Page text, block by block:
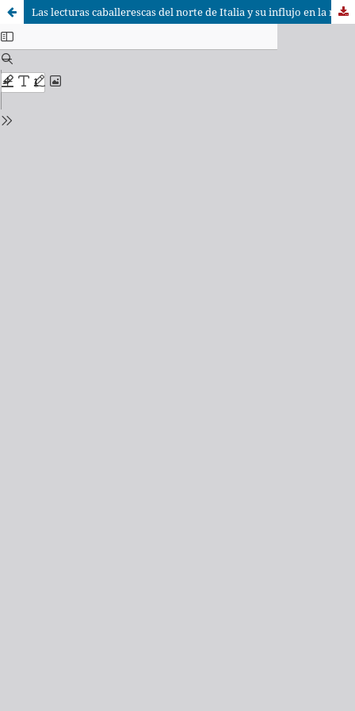
Las lecturas caballerescas del norte de Italia y su influjo en la novela catalana 'Curial e Güelfa' (Milán-Nápoles, ca. 1445-1448)